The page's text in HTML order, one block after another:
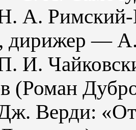
А. Римский-
дирижер —
И.
(Роман
Верди: